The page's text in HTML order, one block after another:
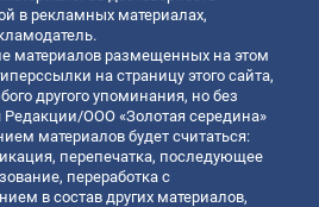
в рекламных материалах,
материалов размещенных на этом
на страницу этого сайта,
другого упоминания, но без
ООО «Золотая середина»
материалов будет считаться:
перепечатка, последующее
переработка с
в состав других материалов,